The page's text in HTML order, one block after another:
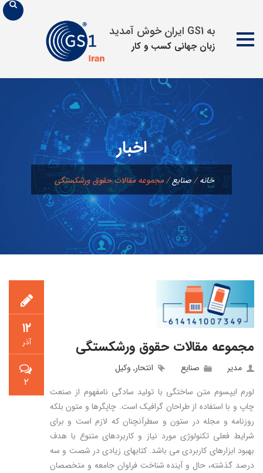
به GS1 ایران خوش آمدید
زبان جهانی كسب و كار
محتوا
اخبار
خانه/صنایع/مجموعه مقالات حقوق ورشکستگی
۱۲
آذر
۲
مجموعه مقالات حقوق ورشکستگی
مدیر صنایع انتحار, وکیل
لورم ایپسوم متن ساختگی با تولید سادگی نامفهوم از صنعت
چاپ و با استفاده از طراحان گرافیک است. چاپگرها و متون بلکه
روزنامه و مجله در ستون و سطرآنچنان که لازم است و برای
شرایط فعلی تکنولوژی مورد نیاز و کاربردهای متنوع با هدف
بهبود ابزارهای کاربردی می باشد. کتابهای زیادی در شصت و سه
درصد گذشته، حال و آینده شناخت فراوان جامعه و متخصصان